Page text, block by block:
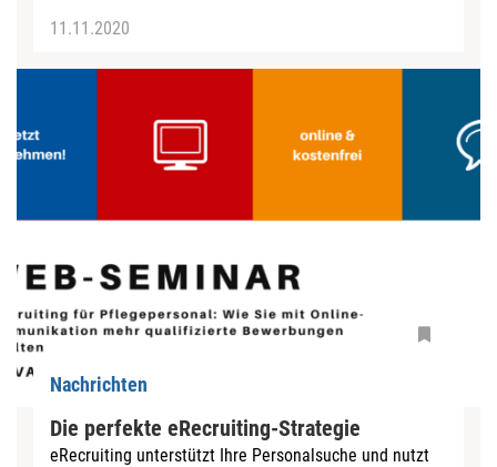
11.11.2020
Nachrichten
Die perfekte eRecruiting-Strategie
eRecruiting unterstützt Ihre Personalsuche und nutzt